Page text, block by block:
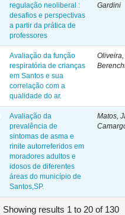
regulação neoliberal :
desafios e perspectivas
a partir da prática de
professores
Gardini
Avaliação da função
respiratória de crianças
em Santos e sua
correlação com a
qualidade do ar.
Avaliação da
prevalência de
sintomas de asma e
rinite autorreferidos em
moradores adultos e
idosos de diferentes
áreas do município de
Santos,SP.
Matos,
Showing results 1 to 20 of 130